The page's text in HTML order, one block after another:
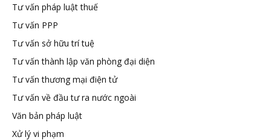
Tư vấn pháp luật thuế
Tư vấn PPP
Tư vấn sở hữu trí tuệ
Tư vấn thành lập văn phòng đại diện
Tư vấn thương mại điện tử
Tư vấn về đầu tư ra nước ngoài
Văn bản pháp luật
Xử lý vi phạm